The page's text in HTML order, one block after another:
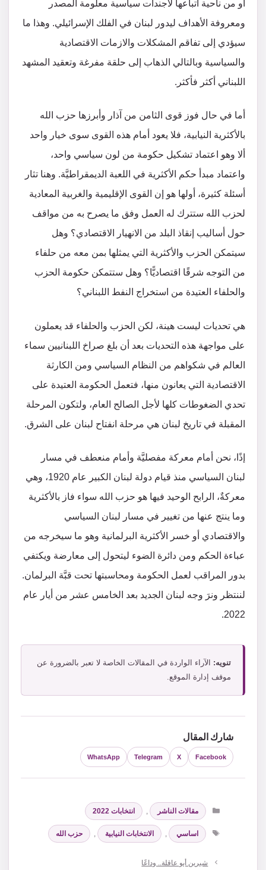
أو من ناحية اتباعها لأجندات سياسية معلومة المصدر
ومعروفة الأهداف ليدور لبنان في الفلك الإسرائيلي. وهذا ما
سيؤدي إلى تفاقم المشكلات والازمات الاقتصادية
والسياسية وبالتالي الذهاب إلى حلقة مفرغة وتعقيد المشهد
اللبناني أكثر فأكثر.
أما في حال فوز قوى الثامن من آذار وأبرزها حزب الله
بالأكثرية النيابية، فلا يعود أمام هذه القوى سوى خيار واحد
ألا وهو اعتماد تشكيل حكومة من لون سياسي واحد،
واعتماد مبدأ حكم الأكثرية في اللعبة الديمقراطيَّة. وهنا تثار
أسئلة كثيرة، أولها هو إن القوى الإقليمية والغربية المعادية
لحزب الله ستترك له العمل وفق ما يصرح به من مواقف
حول أساليب إنقاذ البلد من الانهيار الاقتصادي؟ وهل
سيتمكن الحزب والأكثرية التي يمثلها بمن معه من حلفاء
من التوجه شرقًا اقتصاديًّا؟ وهل ستتمكن حكومة الحزب
والحلفاء العتيدة من استخراج النفط اللبناني؟
هي تحديات ليست هينة، لكن الحزب والحلفاء قد يعملون
على مواجهة هذه التحديات بعد أن بلغ صراخ اللبنانيين سماء
العالم في شكواهم من النظام السياسي ومن الكارثة
الاقتصادية التي يعانون منها، فتعمل الحكومة العتيدة على
تحدي الضغوطات كلها لأجل الصالح العام، ولتكون المرحلة
المقبلة في تاريخ لبنان هي مرحلة انفتاح لبنان على الشرق.
إذًا، نحن أمام معركة مفصليَّة وأمام منعطف في مسار
لبنان السياسي منذ قيام دولة لبنان الكبير عام 1920، وهي
معركةٌ، الرابح الوحيد فيها هو حزب الله سواء فاز بالأكثرية
وما ينتج عنها من تغيير في مسار لبنان السياسي
والاقتصادي أو خسر الأكثرية البرلمانية وهو ما سيخرجه من
عباءة الحكم ومن دائرة الضوء ليتحول إلى معارضة ويكتفي
بدور المراقب لعمل الحكومة ومحاسبتها تحت قبَّة البرلمان.
لننتظر ونرَ وجه لبنان الجديد بعد الخامس عشر من أيار عام
2022.
تنويه: الآراء الواردة في المقالات الخاصة لا تعبر بالضرورة عن
موقف إدارة الموقع.
شارك المقال
Facebook
X
Telegram
WhatsApp
التصنيفات
مقالات الناشر ,
انتخابات 2022
الوسوم
اساسي , الانتخابات النيابية , حزب الله
شيرين أبو عاقلة.. وداعًا